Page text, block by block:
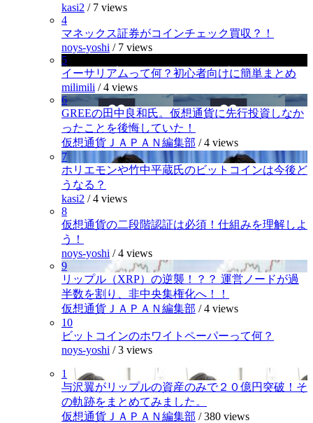
kasi2 / 7 views
4
マネックス証券がコインチェック買収？！
noys-yoshi / 7 views
5
イーサリアムって何？初心者向けに簡単まとめ
milimili /4 views
6
GREEの田中良和氏。仮想通貨に先行投資しなか
ったことを後悔していた！
仮想通貨ＪＡＰＡＮ編集部 /4 views
7
ホリエモンや竹中平蔵氏のビットコインは今後ど
うなる？
kasi2 /4 views
8
仮想通貨の二段階認証は必須！仕組みを理解しよ
う！
noys-yoshi /4 views
9
リップル（XRP）の逆襲！？？ 運営ノードが過
半数を割り、非中央集権化へ！！
仮想通貨ＪＡＰＡＮ編集部 /4 views
10
ビットコインのホワイトペーパーって何？
noys-yoshi /3 views
1
与沢翼がリップルの資産のみで２０億円突破！そ
の軌跡をまとめてみました。
仮想通貨ＪＡＰＡＮ編集部 /380 views